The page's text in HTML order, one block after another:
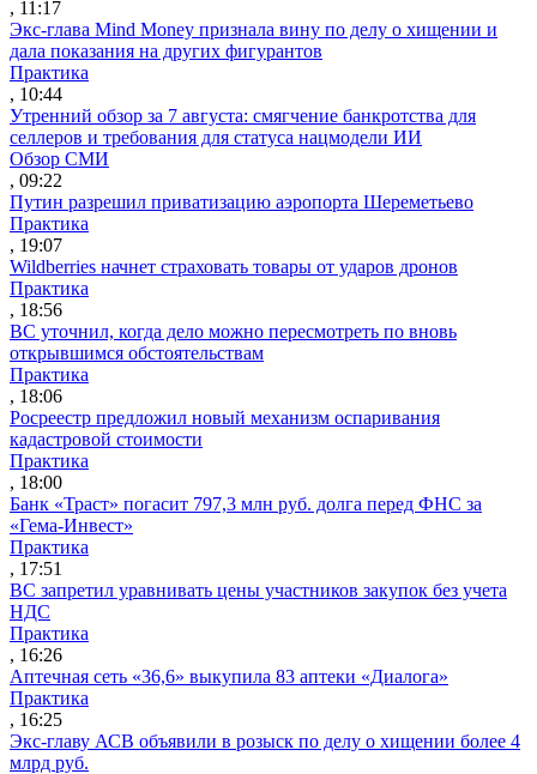
, 11:17
Экс-глава Mind Money признала вину по делу о хищении и
дала показания на других фигурантов
Практика
, 10:44
Утренний обзор за 7 августа: смягчение банкротства для
селлеров и требования для статуса нацмодели ИИ
Обзор СМИ
, 09:22
Путин разрешил приватизацию аэропорта Шереметьево
Практика
, 19:07
Wildberries начнет страховать товары от ударов дронов
Практика
, 18:56
ВС уточнил, когда дело можно пересмотреть по вновь
открывшимся обстоятельствам
Практика
, 18:06
Росреестр предложил новый механизм оспаривания
кадастровой стоимости
Практика
, 18:00
Банк «Траст» погасит 797,3 млн руб. долга перед ФНС за
«Гема-Инвест»
Практика
, 17:51
ВС запретил уравнивать цены участников закупок без учета
НДС
Практика
, 16:26
Аптечная сеть «36,6» выкупила 83 аптеки «Диалога»
Практика
, 16:25
Экс-главу АСВ объявили в розыск по делу о хищении более 4
млрд руб.